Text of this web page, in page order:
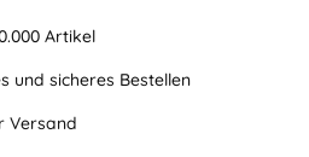
Artikel
und sicheres Bestellen
Versand